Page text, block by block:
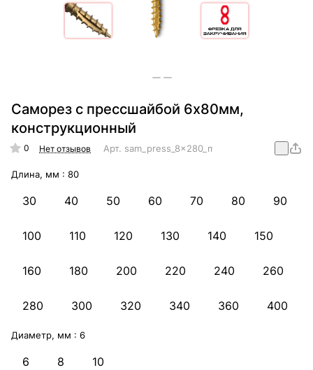
Саморез с прессшайбой 6х80мм,
конструкционный
0 Нет отзывов Арт. sam_press_8x280_mm_konstr
Длина, мм : 80
30 40 50 60 70 80 90
100 110 120 130 140 150
160 180 200 220 240 260
280 300 320 340 360 400
Диаметр, мм : 6
6 8 10